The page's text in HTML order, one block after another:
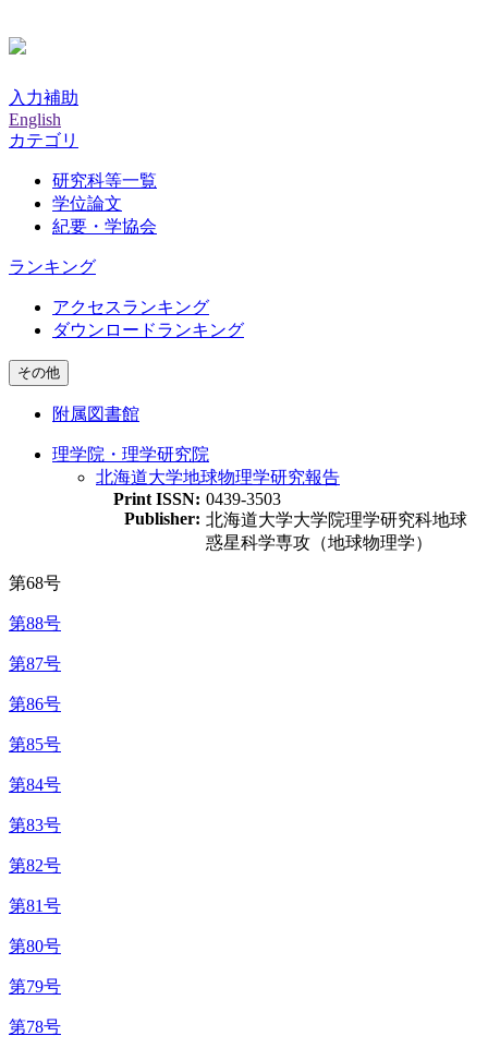
入力補助
English
カテゴリ
研究科等一覧
学位論文
紀要・学協会
ランキング
アクセスランキング
ダウンロードランキング
その他
附属図書館
理学院・理学研究院
北海道大学地球物理学研究報告
Print ISSN: 0439-3503
Publisher: 北海道大学大学院理学研究科地球
惑星科学専攻（地球物理学）
第68号
第88号
第87号
第86号
第85号
第84号
第83号
第82号
第81号
第80号
第79号
第78号